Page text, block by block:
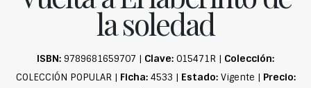
la soledad
ISBN: 9789681659707 | Clave: 015471R | Colección:
COLECCIÓN POPULAR | Ficha:4533 | Estado:Vigente | Precio: